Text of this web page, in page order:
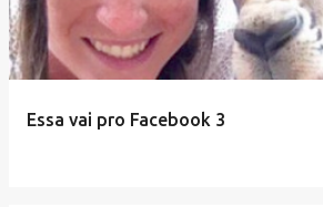
Essa vai pro Facebook 3